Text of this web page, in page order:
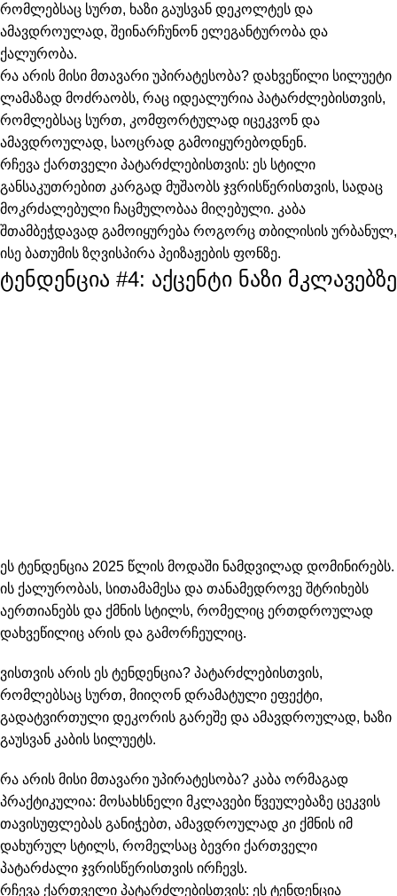
რომლებსაც სურთ, ხაზი გაუსვან დეკოლტეს და
ამავდროულად, შეინარჩუნონ ელეგანტურობა და
ქალურობა.
რა არის მისი მთავარი უპირატესობა? დახვეწილი სილუეტი
ლამაზად მოძრაობს, რაც იდეალურია პატარძლებისთვის,
რომლებსაც სურთ, კომფორტულად იცეკვონ და
ამავდროულად, საოცრად გამოიყურებოდნენ.
რჩევა ქართველი პატარძლებისთვის: ეს სტილი
განსაკუთრებით კარგად მუშაობს ჯვრისწერისთვის, სადაც
მოკრძალებული ჩაცმულობაა მიღებული. კაბა
შთამბეჭდავად გამოიყურება როგორც თბილისის ურბანულ,
ისე ბათუმის ზღვისპირა პეიზაჟების ფონზე.
ტენდენცია #4: აქცენტი ნაზი მკლავებზე
ეს ტენდენცია 2025 წლის მოდაში ნამდვილად დომინირებს.
ის ქალურობას, სითამამესა და თანამედროვე შტრიხებს
აერთიანებს და ქმნის სტილს, რომელიც ერთდროულად
დახვეწილიც არის და გამორჩეულიც.
ვისთვის არის ეს ტენდენცია? პატარძლებისთვის,
რომლებსაც სურთ, მიიღონ დრამატული ეფექტი,
გადატვირთული დეკორის გარეშე და ამავდროულად, ხაზი
გაუსვან კაბის სილუეტს.
რა არის მისი მთავარი უპირატესობა? კაბა ორმაგად
პრაქტიკულია: მოსახსნელი მკლავები წვეულებაზე ცეკვის
თავისუფლებას განიჭებთ, ამავდროულად კი ქმნის იმ
დახურულ სტილს, რომელსაც ბევრი ქართველი
პატარძალი ჯვრისწერისთვის ირჩევს.
რჩევა ქართველი პატარძლებისთვის: ეს ტენდენცია